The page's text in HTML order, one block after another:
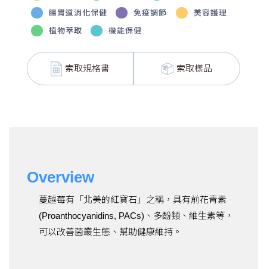
腸胃道消化保健 免疫調節 美容護理
植物萃取 機能保健
索取規格書 索取樣品
Overview
蔓越莓有「北美的紅寶石」之稱，具有前花青素
(Proanthocyanidins, PACs)、多酚類、維生素等，
可以改善菌叢生態、幫助健康維持。